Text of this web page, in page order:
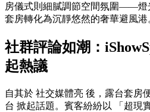
房儀式則細膩調節空間氛圍——燈
套房轉化為沉靜悠然的奢華避風港
社群評論如潮：
起熱議
自其於 社交媒體亮 後，露台套房
台 掀起話題。賓客紛紛以 「超現